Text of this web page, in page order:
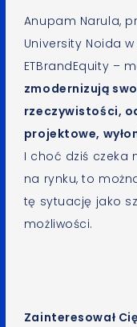
Anupam Narula,
University Noida
ETBrandEquity –
zmodernizują
rzeczywistości,
projektowe,
I choć dziś czeka
na rynku, to
tę sytuację jako
możliwości.
Zainteresował